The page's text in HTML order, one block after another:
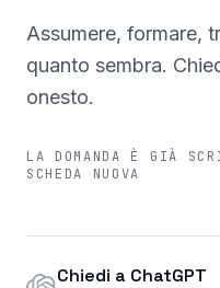
Assumere, formare,
quanto sembra.
onesto.
LA DOMANDA È GIÀ
SCHEDA NUOVA
Chiedi a ChatGPT